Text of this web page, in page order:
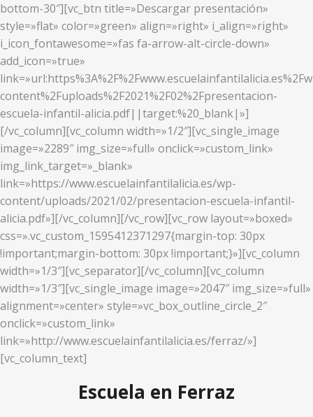
bottom-30″][vc_btn title=»Descargar presentación»
style=»flat» color=»green» align=»right» i_align=»right»
i_icon_fontawesome=»fas fa-arrow-alt-circle-down»
add_icon=»true»
content%2Fuploads%2F2021%2F02%2Fpresentacion-
escuela-infantil-alicia.pdf||target:%20_blank|»]
[/vc_column][vc_column width=»1/2″][vc_single_image
image=»2289″ img_size=»full» onclick=»custom_link»
img_link_target=»_blank»
link=»https://www.escuelainfantilalicia.es/wp-
content/uploads/2021/02/presentacion-escuela-infantil-
alicia.pdf»][/vc_column][/vc_row][vc_row layout=»boxed»
css=».vc_custom_1595412371297{margin-top: 30px
!important;margin-bottom: 30px !important;}»][vc_column
width=»1/3″][vc_separator][/vc_column][vc_column
width=»1/3″][vc_single_image image=»2047″ img_size=»full»
alignment=»center» style=»vc_box_outline_circle_2″
onclick=»custom_link»
link=»http://www.escuelainfantilalicia.es/ferraz/»]
[vc_column_text]
Escuela en Ferraz